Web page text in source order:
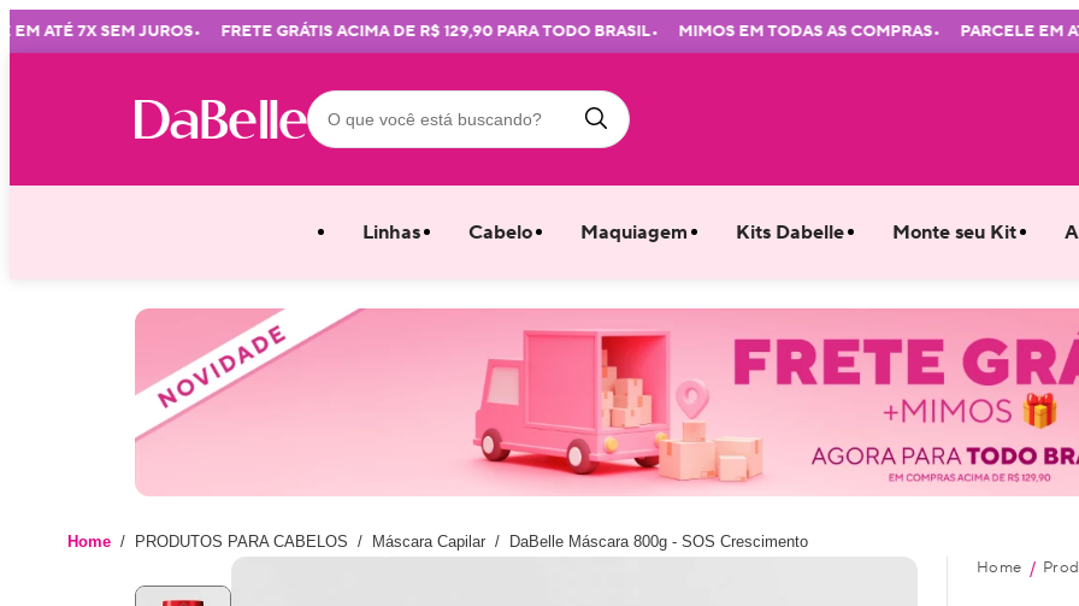
ATÉ 7X SEM JUROS• FRETE GRÁTIS ACIMA DE R$ 129,90 PARA TODO BRASIL• MIMOS EM TODAS AS COMPRAS• PARCELE EM ATÉ
Linhas Cabelo Maquiagem Kits Dabelle Monte seu Kit
Home PRODUTOS PARA CABELOS Máscara Capilar DaBelle Máscara 800g - SOS Crescimento
Home /